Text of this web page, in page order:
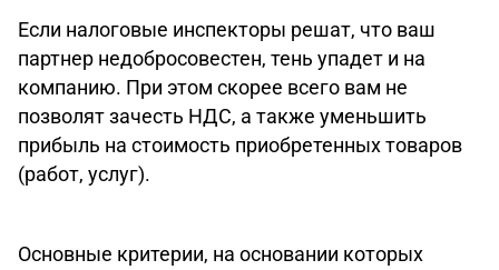
Если налоговые инспекторы решат, что ваш
партнер недобросовестен, тень упадет и на
компанию. При этом скорее всего вам не
позволят зачесть НДС, а также уменьшить
прибыль на стоимость приобретенных товаров
(работ, услуг).
Основные критерии, на основании которых